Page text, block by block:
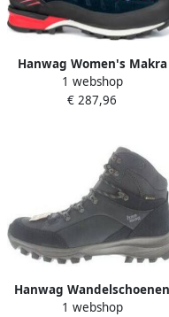
Hanwag Women's Makra
Pro Bunion GTX
Bergschoenen blauw
1 webshop
€ 287,96
Hanwag Wandelschoenen
Banks Narrow Lady GTX
1 webshop